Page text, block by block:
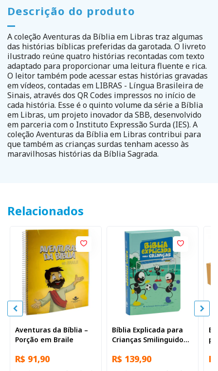
Descrição do produto
A coleção Aventuras da Bíblia em Libras traz algumas
das histórias bíblicas preferidas da garotada. O livreto
ilustrado reúne quatro histórias recontadas com texto
adaptado para proporcionar uma leitura fluente e rica.
O leitor também pode acessar estas histórias gravadas
em vídeos, contadas em LIBRAS - Língua Brasileira de
Sinais, através dos QR Codes impressos no início de
cada história. Esse é o quinto volume da série a Bíblia
em Libras, um projeto inovador da SBB, desenvolvido
em parceria com o Instituto Expressão Surda (IES). A
coleção Aventuras da Bíblia em Libras contribui para
que também as crianças surdas tenham acesso às
maravilhosas histórias da Bíblia Sagrada.
Relacionados
Aventuras da Bíblia –
Porção em Braile
R$ 91,90
Bíblia Explicada para
Crianças Smilinguido
Explicada Smilinguido -
Capa dura ilustrada,
R$ 139,90